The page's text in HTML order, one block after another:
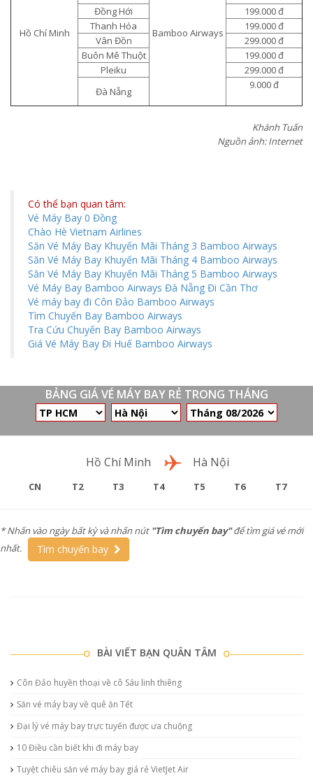
Hồ Chí Minh Bamboo Airways
Đồng Hới
199.000 đ
Thanh Hóa
199.000 đ
Vân Đồn
299.000 đ
Buôn Mê Thuột
199.000 đ
Pleiku
299.000 đ
Đà Nẵng
9.000 đ
Khánh Tuấn
Nguồn ảnh: Internet
Có thể bạn quan tâm:
Vé Máy Bay 0 Đồng
Chào Hè Vietnam Airlines
Săn Vé Máy Bay Khuyến Mãi Tháng 3 Bamboo Airways
Săn Vé Máy Bay Khuyến Mãi Tháng 4 Bamboo Airways
Săn Vé Máy Bay Khuyến Mãi Tháng 5 Bamboo Airways
Vé Máy Bay Bamboo Airways Đà Nẵng Đi Cần Thơ
Vé máy bay đi Côn Đảo Bamboo Airways
Tìm Chuyến Bay Bamboo Airways
Tra Cứu Chuyến Bay Bamboo Airways
Giá Vé Máy Bay Đi Huế Bamboo Airways
BẢNG GIÁ VÉ MÁY BAY RẺ TRONG THÁNG
Hồ Chí Minh Hà Nội
CN T2 T3 T4 T5 T6 T7
* Nhấn vào ngày bất kỳ và nhấn nút "Tìm chuyến bay"để tìm giá vé mới
nhất.
Tìm chuyến bay
BÀI VIẾT BẠN QUÂN TÂM
Côn Đảo huyền thoại về cô Sáu linh thiêng
Săn vé máy bay về quê ăn Tết
Đại lý vé máy bay trực tuyến được ưa chuộng
10 Điều cần biết khi đi máy bay
Tuyệt chiêu săn vé máy bay giá rẻ VietJet Air